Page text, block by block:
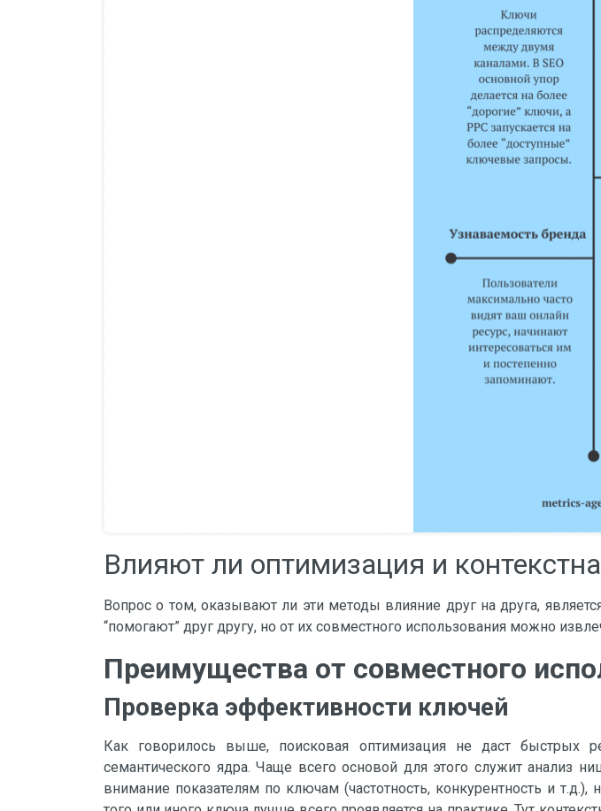
Влияют ли оптимизация и
Вопрос о том, оказывают ли эти методы влияние друг на друга,
“помогают” друг другу, но от их совместного использования можно
Преимущества от совместного
Проверка эффективности ключей
Как говорилось выше, поисковая оптимизация не даст быстрых
семантического ядра. Чаще всего основой для этого служит анализ
внимание показателям по ключам (частотность, конкурентность и